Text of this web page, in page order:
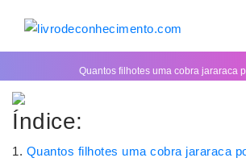
Quantos filhotes uma cobra jararaca
Índice:
Quantos filhotes uma cobra jararaca